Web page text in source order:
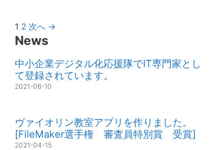
1 2 次へ →
News
中小企業デジタル化応援隊でIT専門家とし
て登録されています。
2021-06-10
ヴァイオリン教室アプリを作りました。
[FileMaker選手権 審査員特別賞 受賞]
2021-04-15